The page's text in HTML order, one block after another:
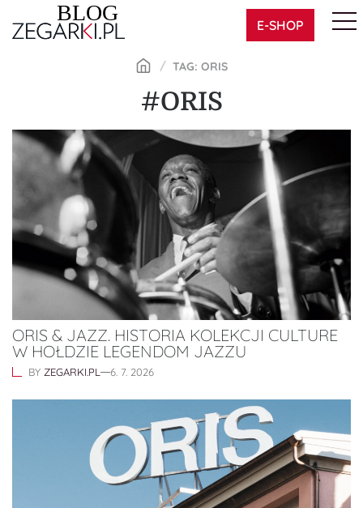
E-SHOP
TAG: ORIS
#ORIS
ORIS & JAZZ. HISTORIA KOLEKCJI CULTURE
W HOŁDZIE LEGENDOM JAZZU
BY ZEGARKI.PL 6. 7. 2026